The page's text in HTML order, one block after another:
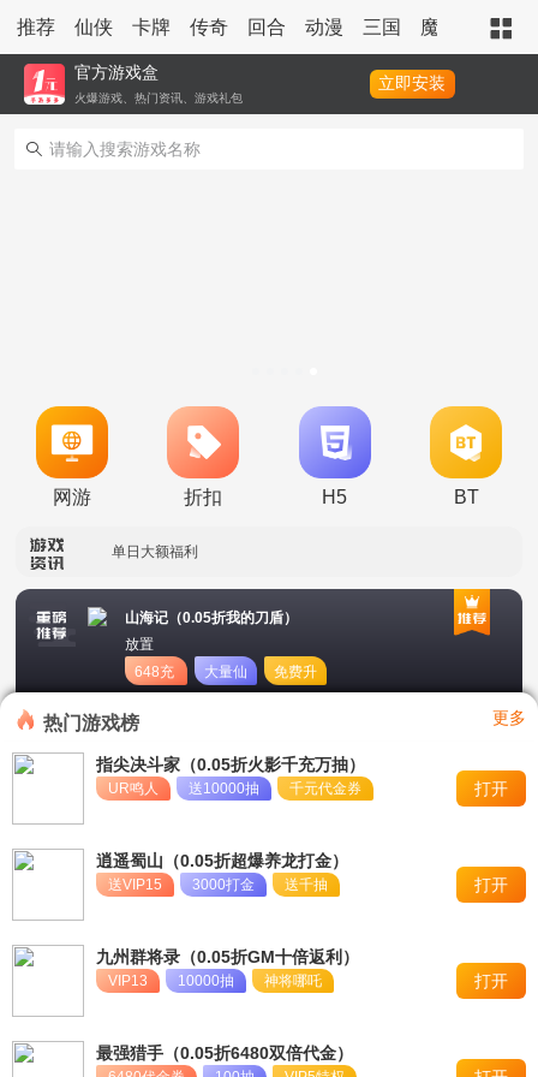
推荐 仙侠 卡牌 传奇 回合 动漫 三国 魔幻 策略
官方游戏盒
火爆游戏、热门资讯、游戏礼包
立即安装
网游 折扣 H5 BT
新区单日助力活动
单日大额福利
单日大额福利
新区首日十倍超值返利
冠名活动
单日大额福利
山海记（0.05折我的刀盾）
放置
648充
值卡
大量仙
玉
免费升
星
热门游戏榜 更多
指尖决斗家（0.05折火影千充万抽）
UR鸣人 送10000抽 千元代金券 打开
逍遥蜀山（0.05折超爆养龙打金）
送VIP15 3000打金 送千抽 打开
九州群将录（0.05折GM十倍返利）
VIP13 10000抽 神将哪吒 打开
最强猎手（0.05折6480双倍代金）